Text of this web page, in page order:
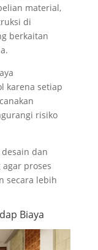
material,
di
berkaitan
karena setiap
risiko
dan
proses
secara lebih
Biaya